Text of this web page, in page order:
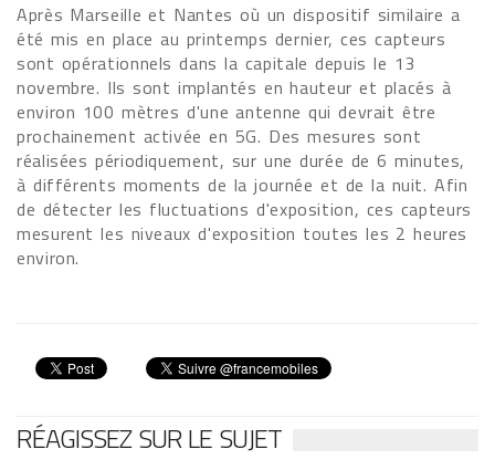
Après Marseille et Nantes où un dispositif similaire a
été mis en place au printemps dernier, ces capteurs
sont opérationnels dans la capitale depuis le 13
novembre. Ils sont implantés en hauteur et placés à
environ 100 mètres d'une antenne qui devrait être
prochainement activée en 5G. Des mesures sont
réalisées périodiquement, sur une durée de 6 minutes,
à différents moments de la journée et de la nuit. Afin
de détecter les fluctuations d'exposition, ces capteurs
mesurent les niveaux d'exposition toutes les 2 heures
environ.
RÉAGISSEZ SUR LE SUJET